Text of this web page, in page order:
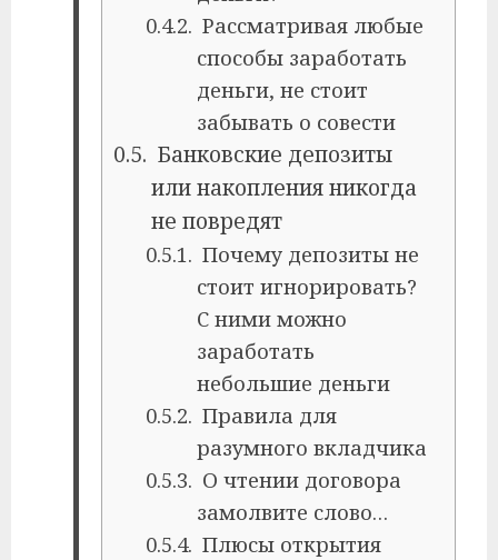
Рассматривая любые
способы заработать
деньги, не стоит
забывать о совести
Банковские депозиты
или накопления никогда
не повредят
Почему депозиты не
стоит игнорировать?
С ними можно
заработать
небольшие деньги
Правила для
разумного вкладчика
О чтении договора
замолвите слово…
Плюсы открытия